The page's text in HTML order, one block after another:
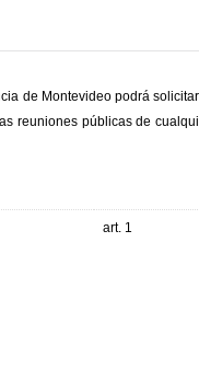
de Montevideo podrá
reuniones públicas de
art. 1